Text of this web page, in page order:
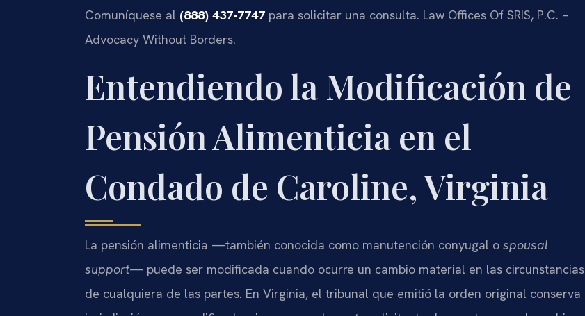
Comuníquese al (888) 437-7747 para solicitar una consulta. Law Offices Of SRIS, P.C. –
Advocacy Without Borders.
Entendiendo la Modificación de
Pensión Alimenticia en el
Condado de Caroline, Virginia
La pensión alimenticia —también conocida como manutención conyugal o spousal
support— puede ser modificada cuando ocurre un cambio material en las circunstancias
de cualquiera de las partes. En Virginia, el tribunal que emitió la orden original conserva